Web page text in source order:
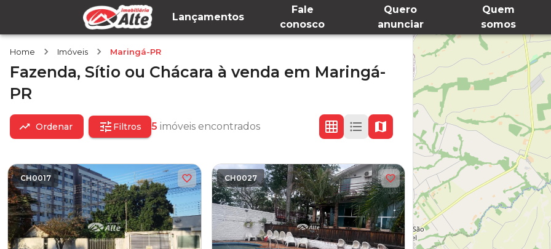
Lançamentos
Fale
conosco
Quero
anunciar
Quem
somos
Home Imóveis Maringá-PR
Fazenda, Sítio ou Chácara à venda em Maringá-
PR
Ordenar Filtros 5 imóveis encontrados
CH0017 CH0027